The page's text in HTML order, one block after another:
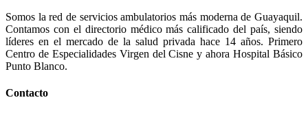
Somos la red de servicios ambulatorios más moderna de Guayaquil.
Contamos con el directorio médico más calificado del país, siendo
líderes en el mercado de la salud privada hace 14 años. Primero
Centro de Especialidades Virgen del Cisne y ahora Hospital Básico
Punto Blanco.
Contacto